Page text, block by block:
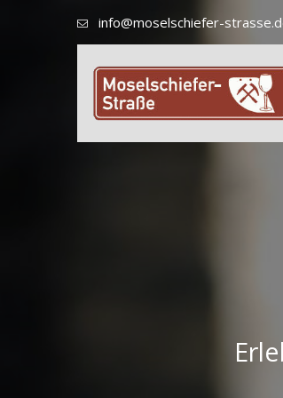
info@moselschiefer-